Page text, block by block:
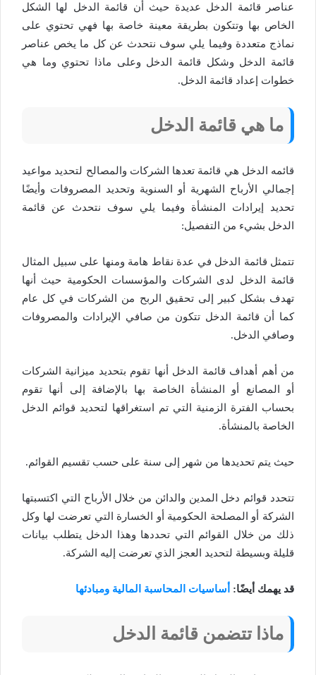
عناصر قائمة الدخل عديدة حيث أن قائمة الدخل لها الشكل
الخاص بها وتتكون بطريقة معينة خاصة بها فهي تحتوي على
نماذج متعددة وفيما يلي سوف نتحدث عن كل ما يخص عناصر
قائمة الدخل وشكل قائمة الدخل وعلى ماذا تحتوي وما هي
خطوات إعداد قائمة الدخل.
ما هي قائمة الدخل
قائمه الدخل هي قائمة تعدها الشركات والمصالح لتحديد مواعيد
إجمالي الأرباح الشهرية أو السنوية وتحديد المصروفات وأيضًا
تحديد إيرادات المنشأة وفيما يلي سوف نتحدث عن قائمة
الدخل بشيء من التفصيل:
تتمثل قائمة الدخل في عدة نقاط هامة ومنها على سبيل المثال
قائمة الدخل لدى الشركات والمؤسسات الحكومية حيث أنها
تهدف بشكل كبير إلى تحقيق الربح من الشركات في كل عام
كما أن قائمة الدخل تتكون من صافي الإيرادات والمصروفات
وصافي الدخل.
من أهم أهداف قائمة الدخل أنها تقوم بتحديد ميزانية الشركات
أو المصانع أو المنشأة الخاصة بها بالإضافة إلى أنها تقوم
بحساب الفترة الزمنية التي تم استغراقها لتحديد قوائم الدخل
الخاصة بالمنشأة.
حيث يتم تحديدها من شهر إلى سنة على حسب تقسيم القوائم.
تتحدد قوائم دخل المدين والدائن من خلال الأرباح التي اكتسبتها
الشركة أو المصلحة الحكومية أو الخسارة التي تعرضت لها وكل
ذلك من خلال القوائم التي تحددها وهذا الدخل يتطلب بيانات
قليلة وبسيطة لتحديد العجز الذي تعرضت إليه الشركة.
قد يهمك أيضًا: أساسيات المحاسبة المالية ومبادئها
ماذا تتضمن قائمة الدخل